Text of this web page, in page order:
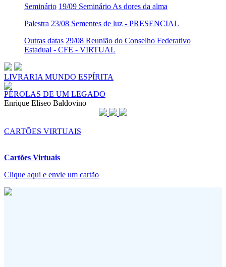
Seminário 19/09 Seminário As dores da alma
Palestra 23/08 Sementes de luz - PRESENCIAL
Outras datas 29/08 Reunião do Conselho Federativo
Estadual - CFE - VIRTUAL
LIVRARIA MUNDO ESPÍRITA
PÉROLAS DE UM LEGADO
Enrique Eliseo Baldovino
CARTÕES VIRTUAIS
Cartões Virtuais
Clique aqui e envie um cartão